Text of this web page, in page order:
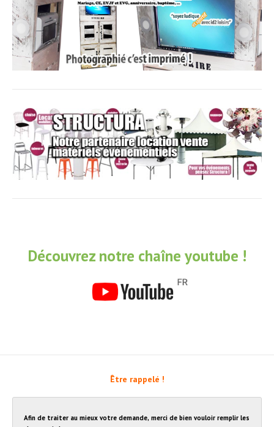
Découvrez notre chaîne youtube !
Être rappelé !
Afin de traiter au mieux votre demande, merci de bien vouloir remplir les